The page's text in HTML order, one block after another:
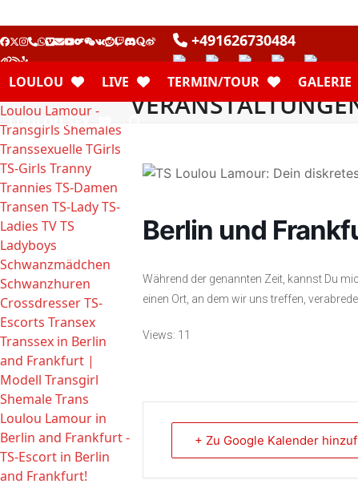
Skip
to
content
Facebook
Twitter
Instagram
Telefon
Whatsapp
Vimeo
E-YouTube
OnlyFans
WeChat
VKReddit
Twitch
Discord
QuoraWeibo
Webseite
RSSYelp
+491626730484
LOULOU LIVE TERMIN/TOUR GALERIE
LOULOU.SEX
Berlin und
Während der genannten Zeit, kannst Du
einen Ort, an dem wir uns treffen,
Views: 11
+ Zu Google Kalender